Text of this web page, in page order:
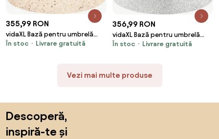
355,99 RON
vidaXL Bază pentru umbrelă
Manual Galben Ø 45 x 33 cm
În stoc Livrare gratuită
356,99 RON
vidaXL Bază pentru umbrelă
Manual Gri deschis Ø 45 x 33
În stoc Livrare gratuită
Vezi mai multe produse
Descoperă,
inspiră-te și